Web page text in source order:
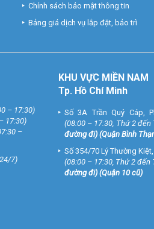
Chính sách bảo mật thông tin
Bảng giá dịch vụ lắp đặt, bảo trì
– 17:30)
17:30)
–
7)
KHU VỰC MIỀN NAM
Tp. Hồ Chí Minh
Số 3A Trần Quý Cáp,
(08:00 – 17:30, Thứ 2 đến
đường đi) (Quận Bình
Số 354/70 Lý Thường
(08:00 – 17:30, Thứ 2 đến
đường đi) (Quận 10 cũ)